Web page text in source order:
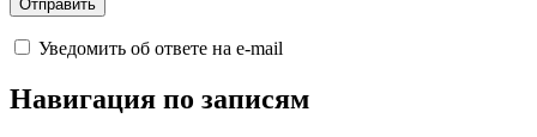
Уведомить об ответе на e-mail
Навигация по записям